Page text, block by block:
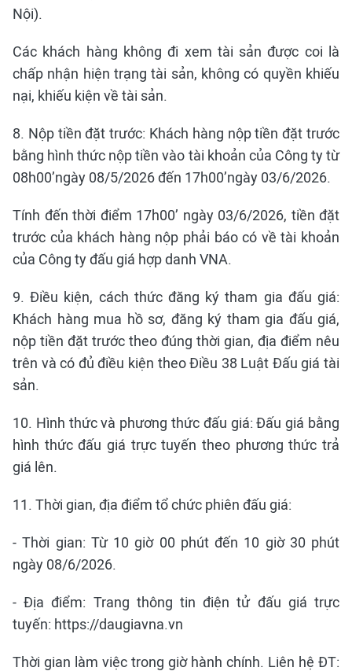
Nội).
Các khách hàng không đi xem tài sản được coi là
chấp nhận hiện trạng tài sản, không có quyền khiếu
nại, khiếu kiện về tài sản.
8. Nộp tiền đặt trước: Khách hàng nộp tiền đặt trước
bằng hình thức nộp tiền vào tài khoản của Công ty từ
08h00’ngày 08/5/2026 đến 17h00’ngày 03/6/2026.
Tính đến thời điểm 17h00’ ngày 03/6/2026, tiền đặt
trước của khách hàng nộp phải báo có về tài khoản
của Công ty đấu giá hợp danh VNA.
9. Điều kiện, cách thức đăng ký tham gia đấu giá:
Khách hàng mua hồ sơ, đăng ký tham gia đấu giá,
nộp tiền đặt trước theo đúng thời gian, địa điểm nêu
trên và có đủ điều kiện theo Điều 38 Luật Đấu giá tài
sản.
10. Hình thức và phương thức đấu giá: Đấu giá bằng
hình thức đấu giá trực tuyến theo phương thức trả
giá lên.
11. Thời gian, địa điểm tổ chức phiên đấu giá:
- Thời gian: Từ 10 giờ 00 phút đến 10 giờ 30 phút
ngày 08/6/2026.
- Địa điểm: Trang thông tin điện tử đấu giá trực
tuyến: https://daugiavna.vn
Thời gian làm việc trong giờ hành chính. Liên hệ ĐT: